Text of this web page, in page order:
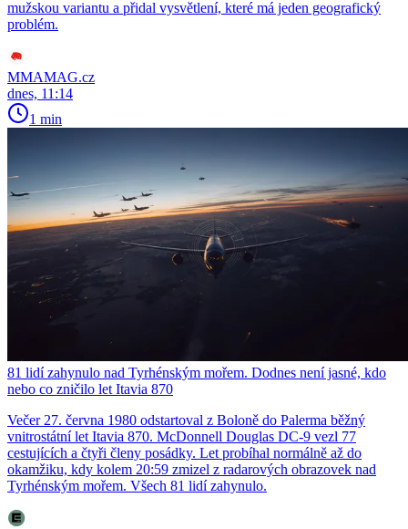
mužskou variantu a přidal vysvětlení, které má jeden geografický
problém.
MMAMAG.cz
dnes, 11:14
1 min
81 lidí zahynulo nad Tyrhénským mořem. Dodnes není jasné, kdo
nebo co zničilo let Itavia 870
Večer 27. června 1980 odstartoval z Boloně do Palerma běžný
vnitrostátní let Itavia 870. McDonnell Douglas DC-9 vezl 77
cestujících a čtyři členy posádky. Let probíhal normálně až do
okamžiku, kdy kolem 20:59 zmizel z radarových obrazovek nad
Tyrhénským mořem. Všech 81 lidí zahynulo.